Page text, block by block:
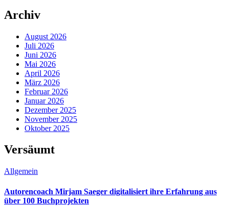
Archiv
August 2026
Juli 2026
Juni 2026
Mai 2026
April 2026
März 2026
Februar 2026
Januar 2026
Dezember 2025
November 2025
Oktober 2025
Versäumt
Allgemein
Autorencoach Mirjam Saeger digitalisiert ihre Erfahrung aus
über 100 Buchprojekten